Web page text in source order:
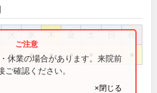
祝
● ● ● ● ●
休業の場合があります。来院前
ご確認ください。
×閉じる